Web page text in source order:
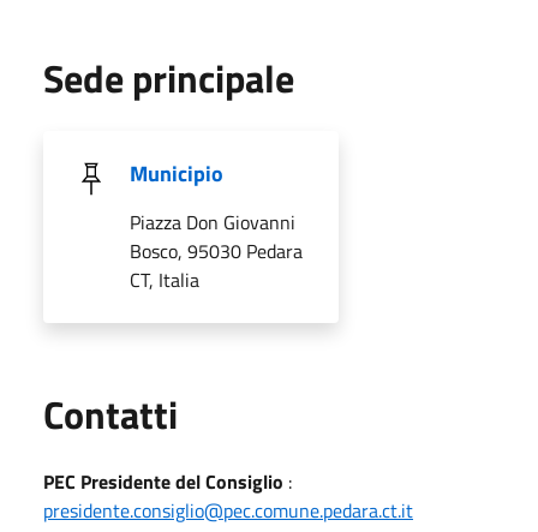
Sede principale
Municipio
Piazza Don Giovanni
Bosco, 95030 Pedara
CT, Italia
Contatti
PEC Presidente del Consiglio :
presidente.consiglio@pec.comune.pedara.ct.it